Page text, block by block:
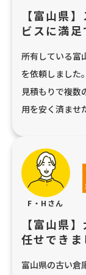
【富山県
ビスに満足
所有している富
を依頼しました
見積もりで複数
用を安く済ませ
F・Hさん
【富山県
任せできま
富山県の古い倉